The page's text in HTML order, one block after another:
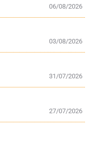
06/08/2026
03/08/2026
31/07/2026
27/07/2026